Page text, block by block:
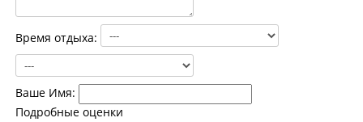
Время отдыха:
Ваше Имя:
Подробные оценки